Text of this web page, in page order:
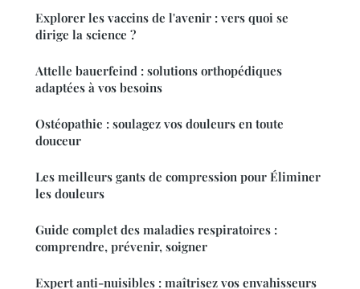
Explorer les vaccins de l'avenir : vers quoi se
dirige la science ?
Attelle bauerfeind : solutions orthopédiques
adaptées à vos besoins
Ostéopathie : soulagez vos douleurs en toute
douceur
Les meilleurs gants de compression pour Éliminer
les douleurs
Guide complet des maladies respiratoires :
comprendre, prévenir, soigner
Expert anti-nuisibles : maîtrisez vos envahisseurs